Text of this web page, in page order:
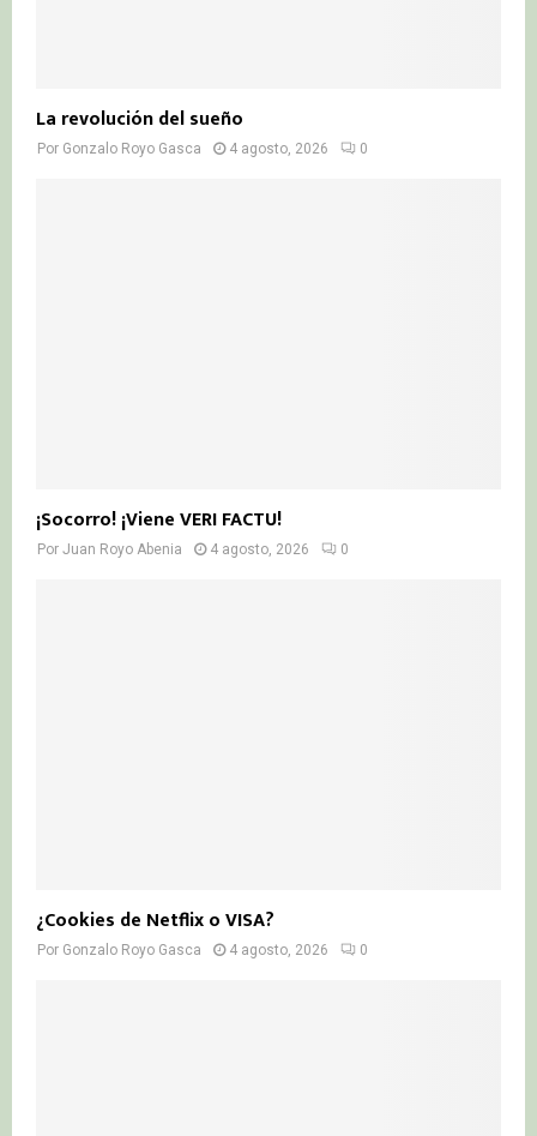
La revolución del sueño
Por Gonzalo Royo Gasca 4 agosto, 2026 0
¡Socorro! ¡Viene VERI FACTU!
Por Juan Royo Abenia 4 agosto, 2026 0
¿Cookies de Netflix o VISA?
Por Gonzalo Royo Gasca 4 agosto, 2026 0